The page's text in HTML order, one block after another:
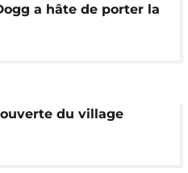
a hâte de porter la
du village